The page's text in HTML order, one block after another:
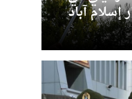
إسلام آباد